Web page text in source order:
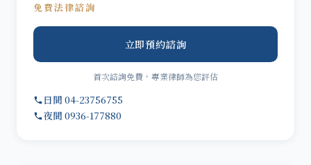
免費法律諮詢
立即預約諮詢
首次諮詢免費，專業律師為您評估
日間 04-23756755
夜間 0936-177880